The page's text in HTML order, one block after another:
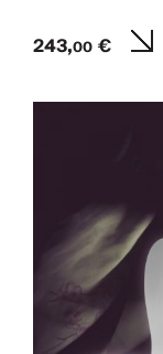
243,00€